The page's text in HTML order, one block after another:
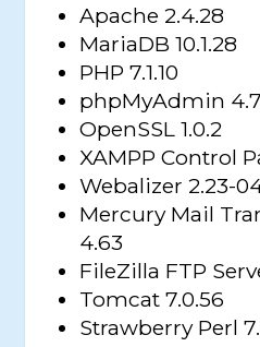
Apache 2.4.28
MariaDB 10.1.28
PHP 7.1.10
phpMyAdmin
OpenSSL 1.0.2
XAMPP Control
Webalizer 2.23-
Mercury Mail
4.63
FileZilla FTP
Tomcat 7.0.56
Strawberry Perl